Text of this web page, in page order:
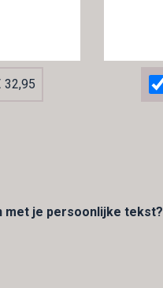
32,95
met je persoonlijke tekst?